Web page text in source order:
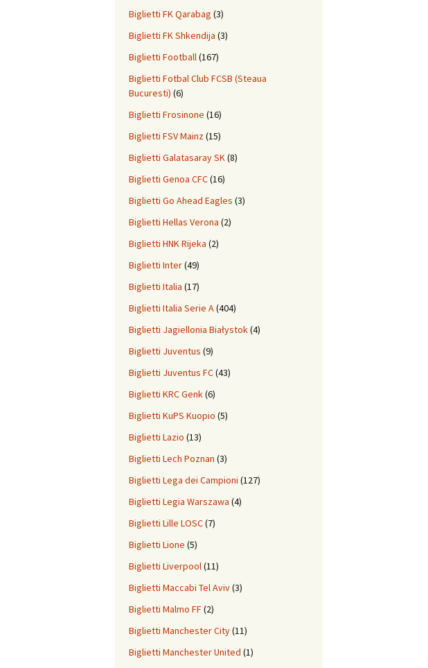
Biglietti FK Qarabag (3)
Biglietti FK Shkendija (3)
Biglietti Football(167)
Biglietti Fotbal Club FCSB (Steaua
Bucuresti) (6)
Biglietti Frosinone (16)
Biglietti FSV Mainz(15)
Biglietti Galatasaray SK(8)
Biglietti Genoa CFC(16)
Biglietti Go Ahead Eagles (3)
Biglietti Hellas Verona (2)
Biglietti HNK Rijeka (2)
Biglietti Inter(49)
Biglietti Italia (17)
Biglietti Italia Serie A(404)
Biglietti Jagiellonia Białystok(4)
Biglietti Juventus (9)
Biglietti Juventus FC(43)
Biglietti KRC Genk(6)
Biglietti KuPS Kuopio (5)
Biglietti Lazio (13)
Biglietti Lech Poznan (3)
Biglietti Lega dei Campioni (127)
Biglietti Legia Warszawa (4)
Biglietti Lille LOSC(7)
Biglietti Lione (5)
Biglietti Liverpool(11)
Biglietti Maccabi Tel Aviv(3)
Biglietti Malmo FF(2)
Biglietti Manchester City(11)
Biglietti Manchester United (1)